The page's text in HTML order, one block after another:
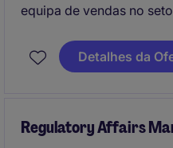
equipa de vendas no
operacional da loja,
objetivos e a satisfação
Detalhes da
Regulatory Affairs